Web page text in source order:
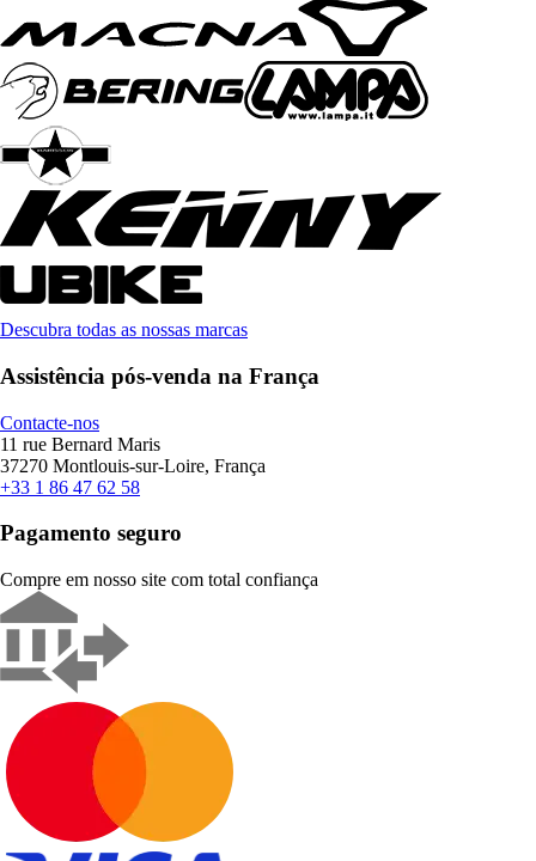
Descubra todas as nossas marcas
Assistência pós-venda na França
Contacte-nos
11 rue Bernard Maris
37270 Montlouis-sur-Loire, França
+33 1 86 47 62 58
Pagamento seguro
Compre em nosso site com total confiança